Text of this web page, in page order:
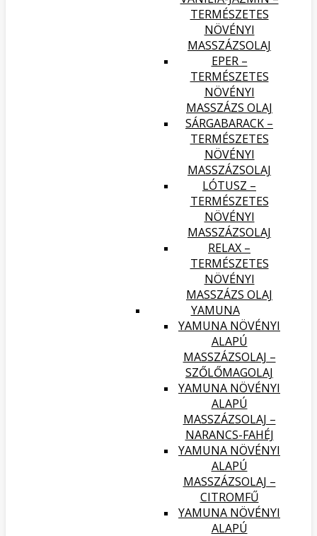
TERMÉSZETES
NÖVÉNYI
MASSZÁZSOLAJ
EPER –
TERMÉSZETES
NÖVÉNYI
MASSZÁZS OLAJ
SÁRGABARACK –
TERMÉSZETES
NÖVÉNYI
MASSZÁZSOLAJ
LÓTUSZ –
TERMÉSZETES
NÖVÉNYI
MASSZÁZSOLAJ
RELAX –
TERMÉSZETES
NÖVÉNYI
MASSZÁZS OLAJ
YAMUNA
YAMUNA NÖVÉNYI
ALAPÚ
MASSZÁZSOLAJ –
SZŐLŐMAGOLAJ
YAMUNA NÖVÉNYI
ALAPÚ
MASSZÁZSOLAJ –
NARANCS-FAHÉJ
YAMUNA NÖVÉNYI
ALAPÚ
MASSZÁZSOLAJ –
CITROMFŰ
YAMUNA NÖVÉNYI
ALAPÚ